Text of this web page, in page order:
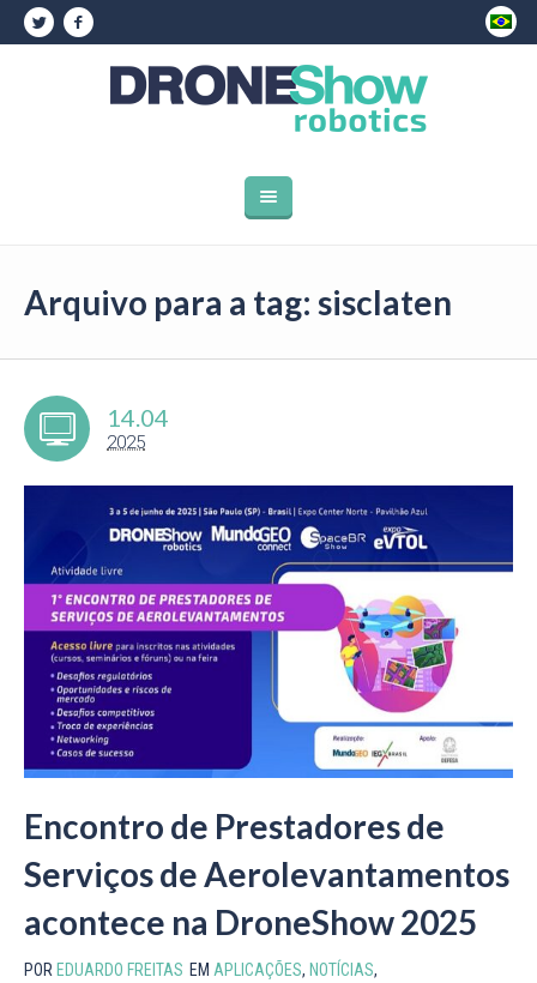
Arquivo para a tag: sisclaten
14.04
2025
Encontro de Prestadores de
Serviços de Aerolevantamentos
acontece na DroneShow 2025
POR EDUARDO FREITAS EM APLICAÇÕES, NOTÍCIAS,